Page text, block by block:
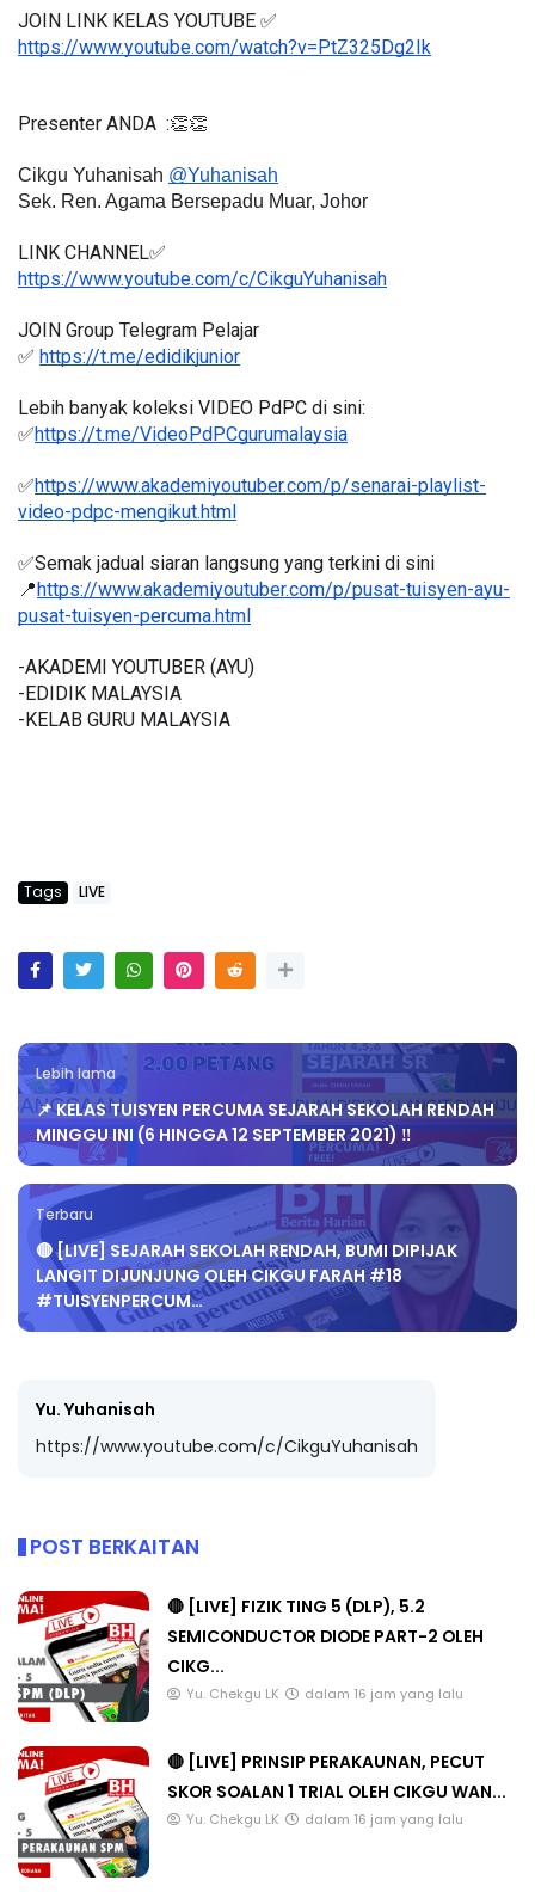
JOIN LINK KELAS YOUTUBE ✅
https://www.youtube.com/watch?v=PtZ325Dg2Ik
Presenter ANDA  :👏👏
Cikgu Yuhanisah @Yuhanisah
Sek. Ren. Agama Bersepadu Muar, Johor
LINK CHANNEL✅
https://www.youtube.com/c/CikguYuhanisah
JOIN Group Telegram Pelajar
✅ https://t.me/edidikjunior
Lebih banyak koleksi VIDEO PdPC di sini:
✅https://t.me/VideoPdPCgurumalaysia
✅https://www.akademiyoutuber.com/p/senarai-playlist-
video-pdpc-mengikut.html
✅Semak jadual siaran langsung yang terkini di sini
📍 https://www.akademiyoutuber.com/p/pusat-tuisyen-ayu-
pusat-tuisyen-percuma.html
-AKADEMI YOUTUBER (AYU)
-EDIDIK MALAYSIA
-KELAB GURU MALAYSIA
Tags LIVE
Lebih lama
📌 KELAS TUISYEN PERCUMA SEJARAH SEKOLAH RENDAH
MINGGU INI (6 HINGGA 12 SEPTEMBER 2021) ‼️
Terbaru
🔴 [LIVE] SEJARAH SEKOLAH RENDAH, BUMI DIPIJAK
LANGIT DIJUNJUNG OLEH CIKGU FARAH #18
#TUISYENPERCUM…
Yu. Yuhanisah
https://www.youtube.com/c/CikguYuhanisah
POST BERKAITAN
🔴 [LIVE] FIZIK TING 5 (DLP), 5.2
SEMICONDUCTOR DIODE PART-2 OLEH
CIKG...
Yu. Chekgu LK dalam 16 jam yang lalu
🔴 [LIVE] PRINSIP PERAKAUNAN, PECUT
SKOR SOALAN 1 TRIAL OLEH CIKGU WAN...
Yu. Chekgu LK dalam 16 jam yang lalu